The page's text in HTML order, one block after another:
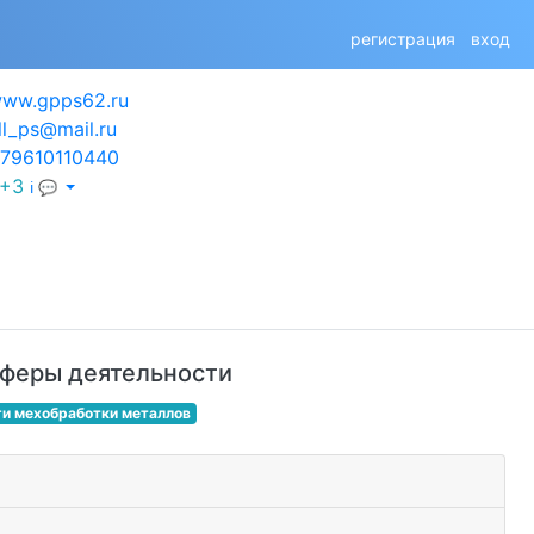
регистрация вход
ℹ 💬
деятельности
мехобработки металлов